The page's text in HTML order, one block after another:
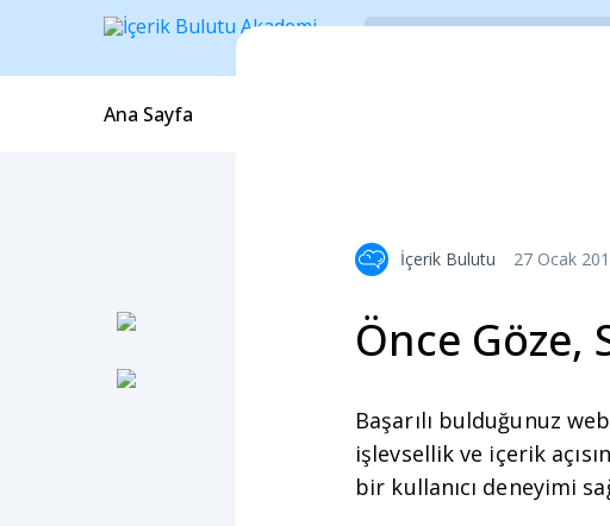
Ana Sayfa
İçerik Bulutu 27 Ocak
Önce Göze,
Başarılı bulduğunuz
işlevsellik ve içerik
bir kullanıcı deneyimi